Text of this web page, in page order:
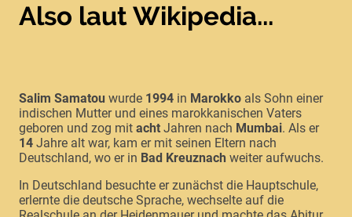
Also laut Wikipedia...
Salim Samatou wurde 1994 in Marokko als Sohn einer
indischen Mutter und eines marokkanischen Vaters
geboren und zog mit acht Jahren nach Mumbai. Als er
14 Jahre alt war, kam er mit seinen Eltern nach
Deutschland, wo er in Bad Kreuznach weiter aufwuchs.
In Deutschland besuchte er zunächst die Hauptschule,
erlernte die deutsche Sprache, wechselte auf die